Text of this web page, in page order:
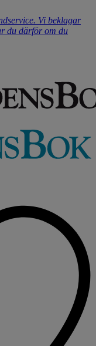
Vi beklagar
du därför om du